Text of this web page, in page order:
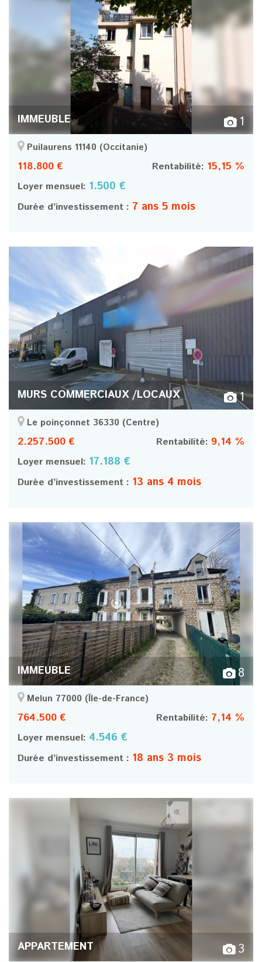
IMMEUBLE 1
Puilaurens 11140 (Occitanie)
118.800 € Rentabilité: 15,15 %
Loyer mensuel: 1.500 €
Durée d’investissement : 7 ans 5 mois
MURS COMMERCIAUX /LOCAUX 1
Le poinçonnet 36330 (Centre)
2.257.500 € Rentabilité: 9,14 %
Loyer mensuel: 17.188 €
Durée d’investissement : 13 ans 4 mois
IMMEUBLE 8
Melun 77000 (Île-de-France)
764.500 € Rentabilité: 7,14 %
Loyer mensuel: 4.546 €
Durée d’investissement : 18 ans 3 mois
APPARTEMENT 3